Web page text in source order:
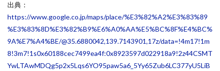
出典：
https://www.google.co.jp/maps/place/%E3%82%A2%E3%83%89
%E3%83%8D%E3%82%B9%E6%A0%AA%E5%BC%8F%E4%BC%
9A%E7%A4%BE/@35.6880042,139.7143901,17z/data=!4m17!1m
8!3m7!1s0x60188cec7499ea4f:0x8923597d022918a9!2z44CSMT
YwLTAwMDQg5p2x5Lqs6YO95paw5a6_5Yy65Zub6LC377yU5LiB
スマホ内の画像を送信してカンタン副収入
スマホ副業
スマホ副業ナビ
スマホ副業ナビ(ふくぎょーまいすたー)
センタービレッジ合同会社
ソウルメイト(SOUL MATE)